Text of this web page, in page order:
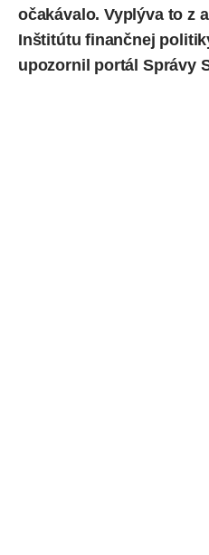
očakávalo. Vyplýva to z
Inštitútu finančnej
upozornil portál Správy